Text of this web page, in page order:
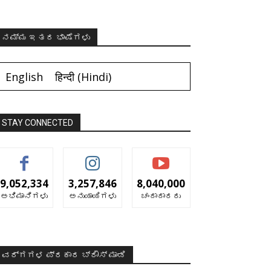
ನಮ್ಮ ಇತರ ಭಾಷೆಗಳು
English हिन्दी(Hindi)
STAY CONNECTED
9,052,334
ಅಭಿಮಾನಿಗಳು
3,257,846
ಅನುಯಾಯಿಗಳು
8,040,000
ಚಂದಾದಾರರು
ವರ್ಗಗಳ ಪ್ರಕಾರ ಬ್ರೌಸ್ ಮಾಡಿ